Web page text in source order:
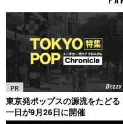
PR
東京発ポップスの源流をたどる
一日が9月26日に開催